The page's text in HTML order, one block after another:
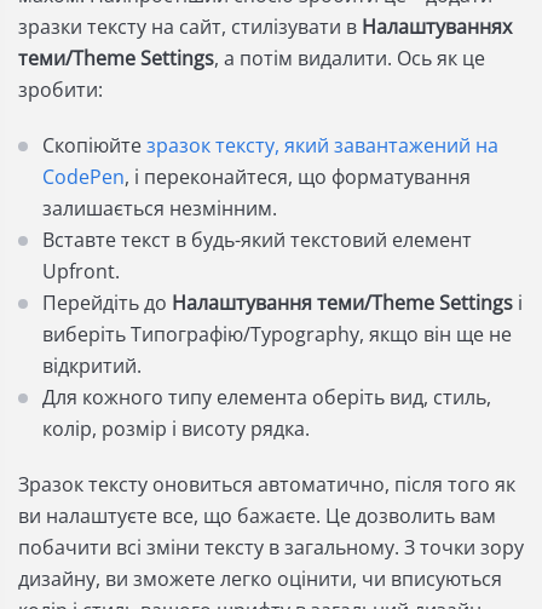
зразки тексту на сайт, стилізувати в Налаштуваннях
теми/Theme Settings, а потім видалити. Ось як це
зробити:
Скопіюйтезразок тексту, який завантажений на
CodePen, і переконайтеся, що форматування
залишається незмінним.
Вставте текст в будь-який текстовий елемент
Upfront.
Перейдіть до Налаштування теми/Theme Settings і
виберіть Типографію/Typography, якщо він ще не
відкритий.
Для кожного типу елемента оберіть вид, стиль,
колір, розмір і висоту рядка.
Зразок тексту оновиться автоматично, після того як
ви налаштуєте все, що бажаєте. Це дозволить вам
побачити всі зміни тексту в загальному. З точки зору
дизайну, ви зможете легко оцінити, чи вписуються